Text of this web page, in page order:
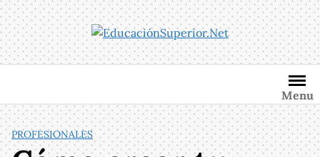
Saltar
al
contenido
Menu
PROFESIONALES